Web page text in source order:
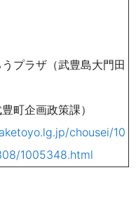
プラザ（武豊島大門田
町企画政策課）
chousei/10
1005348.html